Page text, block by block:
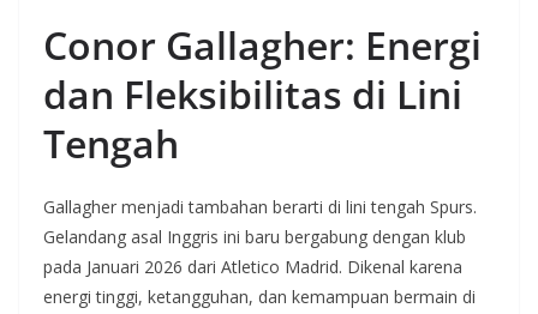
Conor Gallagher: Energi
dan Fleksibilitas di Lini
Tengah
Gallagher menjadi tambahan berarti di lini tengah Spurs.
Gelandang asal Inggris ini baru bergabung dengan klub
pada Januari 2026 dari Atletico Madrid. Dikenal karena
energi tinggi, ketangguhan, dan kemampuan bermain di